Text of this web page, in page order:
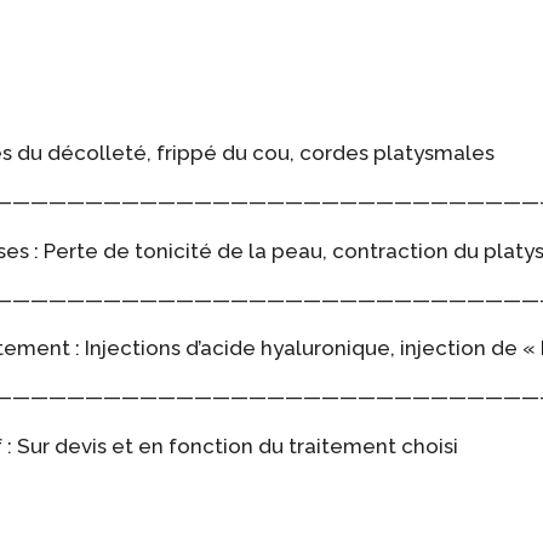
du décolleté, frippé du cou, cordes platysmales
: Perte de tonicité de la peau, contraction du
: Injections d’acide hyaluronique, injection de
: Sur devis et en fonction du traitement choisi